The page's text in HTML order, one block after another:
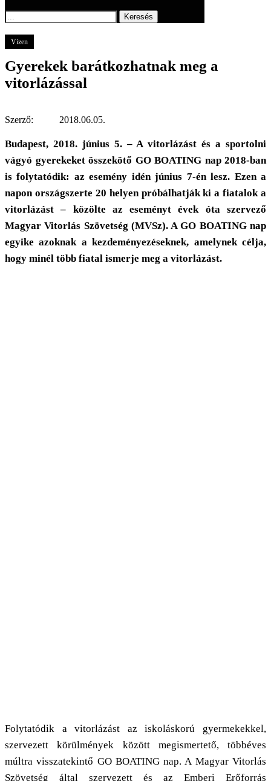
Keresés
Vízen
Gyerekek barátkozhatnak meg a
vitorlázással
Szerző: 2018.06.05.
Budapest, 2018. június 5. – A vitorlázást és a sportolni
vágyó gyerekeket összekötő GO BOATING nap 2018-ban
is folytatódik: az esemény idén június 7-én lesz. Ezen a
napon országszerte 20 helyen próbálhatják ki a fiatalok a
vitorlázást – közölte az eseményt évek óta szervező
Magyar Vitorlás Szövetség (MVSz). A GO BOATING nap
egyike azoknak a kezdeményezéseknek, amelynek célja,
hogy minél több fiatal ismerje meg a vitorlázást.
Folytatódik a vitorlázást az iskoláskorú gyermekekkel,
szervezett körülmények között megismertető, többéves
múltra visszatekintő GO BOATING nap. A Magyar Vitorlás
Szövetség által szervezett és az Emberi Erőforrás